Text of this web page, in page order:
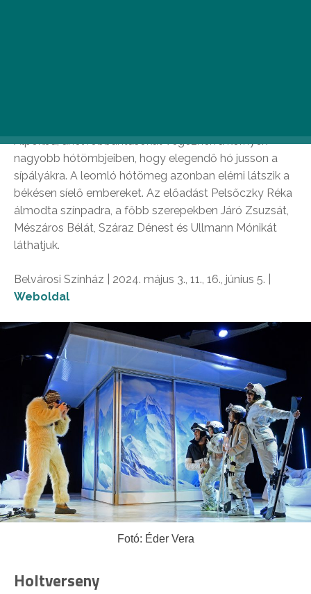
Alpokba, ahol robbantásokat végeznek a környék
nagyobb hótömbjeiben, hogy elegendő hó jusson a
sípályákra. A leomló hótömeg azonban elérni látszik a
békésen síelő embereket. Az előadást Pelsőczky Réka
álmodta színpadra, a főbb szerepekben Járó Zsuzsát,
Mészáros Bélát, Száraz Dénest és Ullmann Mónikát
láthatjuk.
Belvárosi Színház | 2024. május 3., 11., 16., június 5. |
Weboldal
Fotó: Éder Vera
Holtverseny